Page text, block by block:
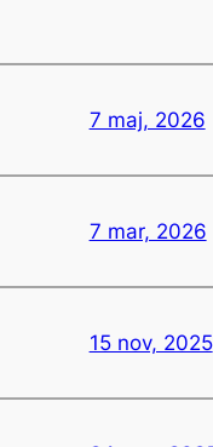
7 maj, 2026
7 mar, 2026
15 nov, 2025